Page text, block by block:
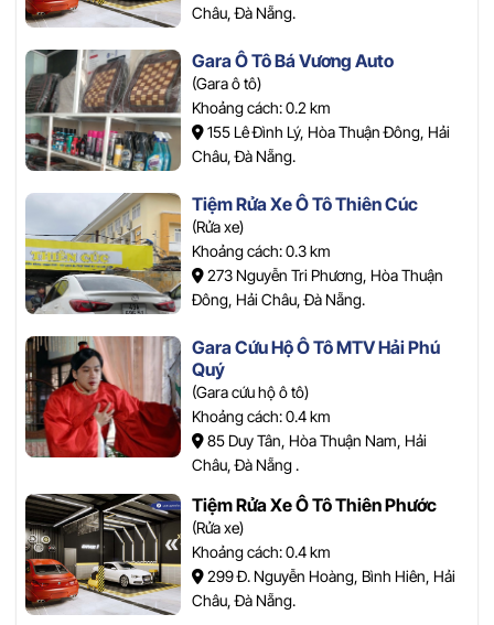
Châu, Đà Nẵng.
Gara Ô Tô Bá Vương Auto
(Gara ô tô)
Khoảng cách: 0.2 km
155 Lê Đình Lý, Hòa Thuận Đông, Hải
Châu, Đà Nẵng.
Tiệm Rửa Xe Ô Tô Thiên Cúc
(Rửa xe)
Khoảng cách: 0.3 km
273 Nguyễn Tri Phương, Hòa Thuận
Đông, Hải Châu, Đà Nẵng.
Gara Cứu Hộ Ô Tô MTV Hải Phú
Quý
(Gara cứu hộ ô tô)
Khoảng cách: 0.4 km
85 Duy Tân, Hòa Thuận Nam, Hải
Châu, Đà Nẵng .
Tiệm Rửa Xe Ô Tô Thiên Phước
(Rửa xe)
Khoảng cách: 0.4 km
299 Đ. Nguyễn Hoàng, Bình Hiên, Hải
Châu, Đà Nẵng.